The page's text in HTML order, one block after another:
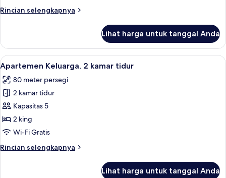
teras
Rincian selengkapnya
Rincian
Penthouse,
kamar
tidur,
teras
Lihat harga untuk tanggal Anda
Lihat
semua
foto
untuk
Apartemen
Keluarga,
2
tidur
Mesin espresso, mesin pembuat
10
Apartemen Keluarga, 2 kamar tidur
80 meter persegi
2 kamar tidur
Kapasitas 5
2 king
Wi-Fi Gratis
Rincian selengkapnya
Rincian
Lihat harga untuk tanggal Anda